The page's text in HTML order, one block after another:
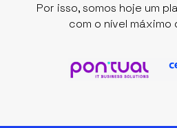
Por isso, somos hoje um​
com o nível máximo